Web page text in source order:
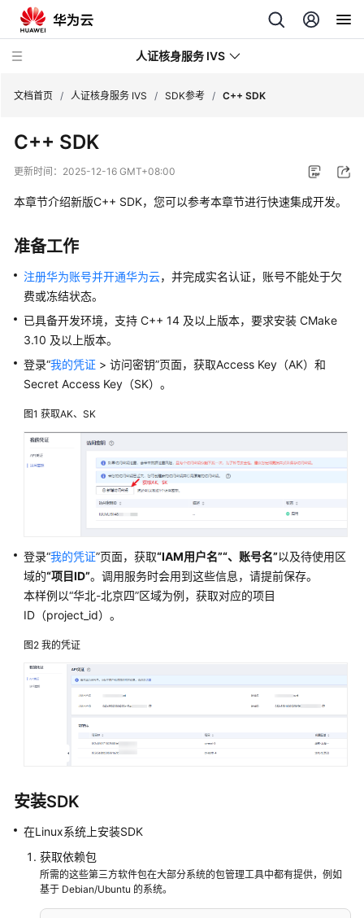
人证核身服务 IVS
最
新
态
产
品
介
绍
快
速
入
门
用
户
指
SDK
简
介
Python
.NET
Node.js
SDK
文档首页 / 人证核身服务 IVS / SDK参考 / C++ SDK
C++ SDK
更新时间： 2025-12-16 GMT+08:00
本章节介绍新版C++ SDK，您可以参考本章节进行快速集成开发。
准备工作
注册华为账号并开通华为云，并完成实名认证，账号不能处于欠
费或冻结状态。
已具备开发环境，支持 C++ 14 及以上版本，要求安装 CMake
3.10 及以上版本。
登录“我的凭证 > 访问密钥”页面，获取Access Key（AK）和
Secret Access Key（SK）。
图1 获取AK、SK
登录“我的凭证”页面，获取“IAM用户名”“、账号名”以及待使用区
域的“项目ID”。调用服务时会用到这些信息，请提前保存。
本样例以“华北-北京四”区域为例，获取对应的项目
ID（project_id）。
图2 我的凭证
安装SDK
在Linux系统上安装SDK
获取依赖包
所需的这些第三方软件包在大部分系统的包管理工具中都有提供，例如
基于 Debian/Ubuntu 的系统。